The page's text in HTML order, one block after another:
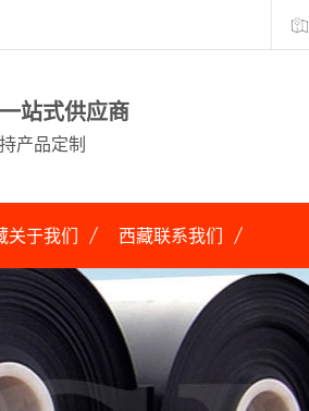
站式供应商
产品定制
关于我们 西藏联系我们